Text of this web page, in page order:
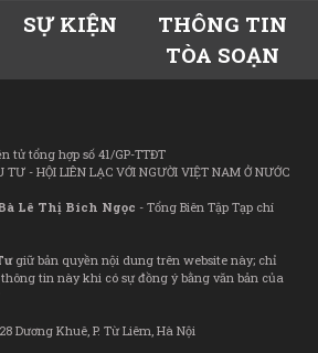
SỰ KIỆN
THÔNG TIN
TÒA SOẠN
tử tổng hợp số 41/GP-TTĐT
- HỘI LIÊN LẠC VỚI NGƯỜI VIỆT NAM Ở NƯỚC
Lê Thị Bích Ngọc - Tổng Biên Tập Tạp chí
giữ bản quyền nội dung trên website này; chỉ
tin này khi có sự đồng ý bằng văn bản của
Dương Khuê, P. Từ Liêm, Hà Nội